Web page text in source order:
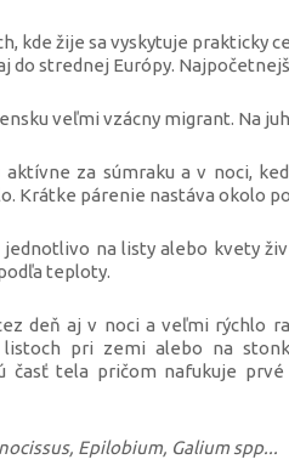
kde žije sa vyskytuje prakticky
do strednej Európy.
veľmi vzácny migrant. Na
aktívne za súmraku a v noci,
Krátke párenie nastáva okolo
jednotlivo na listy alebo kvety
teploty.
deň aj v noci a veľmi rýchlo
listoch pri zemi alebo na
časť tela pričom nafukuje
Epilobium, Galium spp...